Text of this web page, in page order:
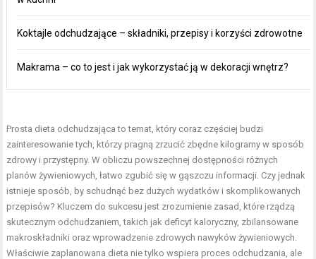
Koktajle odchudzające – składniki, przepisy i korzyści zdrowotne
Makrama – co to jest i jak wykorzystać ją w dekoracji wnętrz?
Prosta dieta odchudzająca to temat, który coraz częściej budzi
zainteresowanie tych, którzy pragną zrzucić zbędne kilogramy w sposób
zdrowy i przystępny. W obliczu powszechnej dostępności różnych
planów żywieniowych, łatwo zgubić się w gąszczu informacji. Czy jednak
istnieje sposób, by schudnąć bez dużych wydatków i skomplikowanych
przepisów? Kluczem do sukcesu jest zrozumienie zasad, które rządzą
skutecznym odchudzaniem, takich jak deficyt kaloryczny, zbilansowane
makroskładniki oraz wprowadzenie zdrowych nawyków żywieniowych.
Właściwie zaplanowana dieta nie tylko wspiera proces odchudzania, ale